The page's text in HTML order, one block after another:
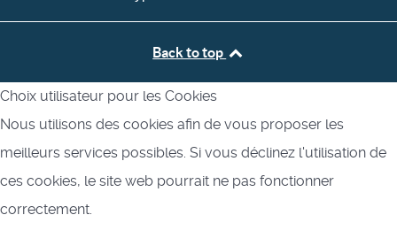
Back to top
Choix utilisateur pour les Cookies
Nous utilisons des cookies afin de vous proposer les
meilleurs services possibles. Si vous déclinez l'utilisation de
ces cookies, le site web pourrait ne pas fonctionner
correctement.